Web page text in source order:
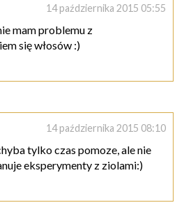
14 października 2015 05:55
mam problemu z
się włosów :)
14 października 2015 08:10
tylko czas pomoze, ale nie
eksperymenty z ziolami:)